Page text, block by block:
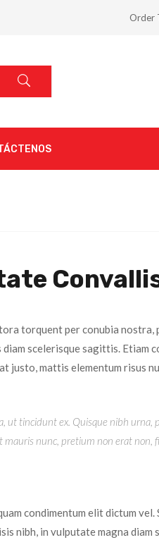
Order
torquent per conubia nostra,
scelerisque sagittis. Etiam
justo, mattis elementum risus
ut tincidunt ex. Quisque nibh urna,
mauris nunc, pretium non erat non,
condimentum elit dictum vel.
nibh, in vulputate magna diam